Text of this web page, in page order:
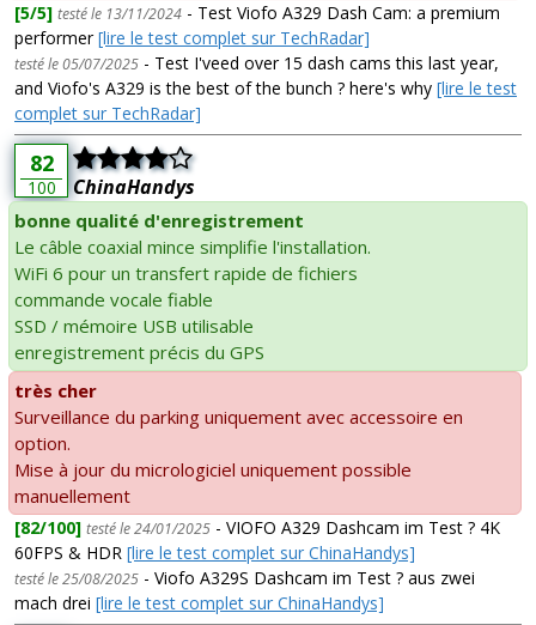
[5/5] testé le 13/11/2024 - Test Viofo A329 Dash Cam: a premium
performer[lire le test complet sur TechRadar]
testé le 05/07/2025 - Test I'veed over 15 dash cams this last year,
and Viofo's A329 is the best of the bunch ? here's why [lire le test
complet sur TechRadar]
82
100 ChinaHandys
bonne qualité d'enregistrement
Le câble coaxial mince simplifie l'installation.
WiFi 6 pour un transfert rapide de fichiers
commande vocale fiable
SSD / mémoire USB utilisable
enregistrement précis du GPS
très cher
Surveillance du parking uniquement avec accessoire en
option.
Mise à jour du micrologiciel uniquement possible
manuellement
[82/100] testé le 24/01/2025 - VIOFO A329 Dashcam im Test ? 4K
60FPS & HDR [lire le test complet sur ChinaHandys]
testé le 25/08/2025 - Viofo A329S Dashcam im Test ? aus zwei
mach drei [lire le test complet sur ChinaHandys]